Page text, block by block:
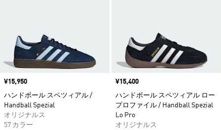
価格
¥15,950
ハンドボール スペツィアル /
Handball Spezial
オリジナルス
57 カラー
価格
¥15,400
ハンドボール スペツィアル ロー
プロファイル / Handball Spezial
Lo Pro
オリジナルス